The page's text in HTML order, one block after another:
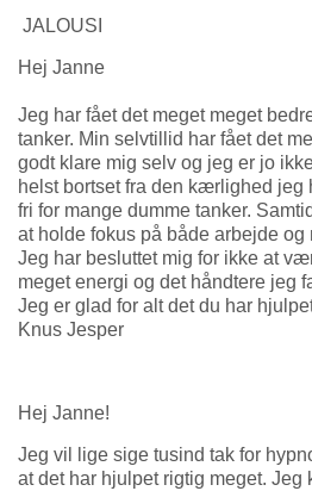
JALOUSI
Hej Janne
Jeg har fået det meget meget
tanker. Min selvtillid har fået det
godt klare mig selv og jeg er jo
helst bortset fra den kærlighed jeg
fri for mange dumme tanker.
at holde fokus på både arbejde og
Jeg har besluttet mig for ikke at
meget energi og det håndtere jeg
Jeg er glad for alt det du har
Knus Jesper
Hej Janne!
Jeg vil lige sige tusind tak for
at det har hjulpet rigtig meget. Jeg